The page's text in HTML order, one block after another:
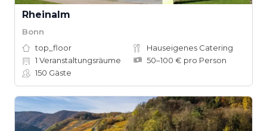
Rheinalm
Bonn
top_floor
Hauseigenes Catering
1 Veranstaltungsräume
50–100 € pro Person
150 Gäste